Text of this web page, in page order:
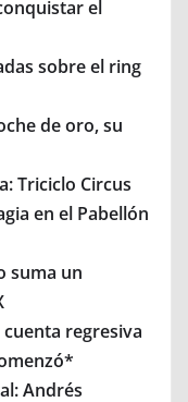
el
sobre el ring
de oro, su
Triciclo Circus
en el Pabellón
suma un
regresiva
Andrés